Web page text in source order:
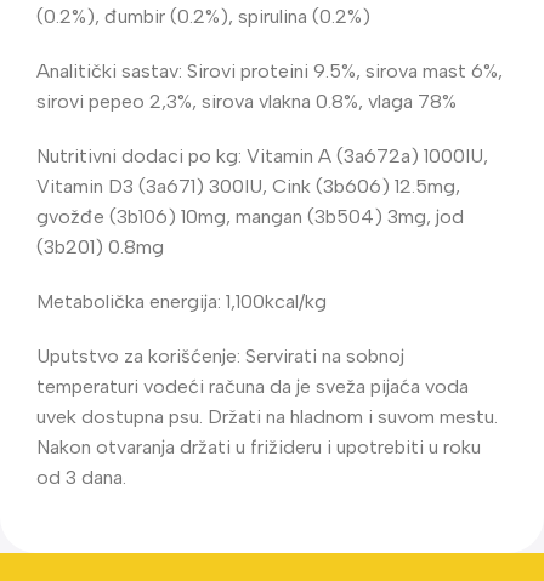
(0.2%), đumbir (0.2%), spirulina (0.2%)
Analitički sastav: Sirovi proteini 9.5%, sirova mast 6%,
sirovi pepeo 2,3%, sirova vlakna 0.8%, vlaga 78%
Nutritivni dodaci po kg: Vitamin A (3a672a) 1000IU,
Vitamin D3 (3a671) 300IU, Cink (3b606) 12.5mg,
gvožđe (3b106) 10mg, mangan (3b504) 3mg, jod
(3b201) 0.8mg
Metabolička energija: 1,100kcal/kg
Uputstvo za korišćenje: Servirati na sobnoj
temperaturi vodeći računa da je sveža pijaća voda
uvek dostupna psu. Držati na hladnom i suvom mestu.
Nakon otvaranja držati u frižideru i upotrebiti u roku
od 3 dana.